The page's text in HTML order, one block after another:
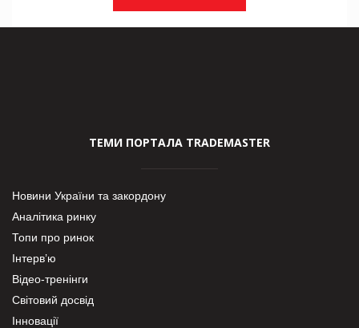
ТЕМИ ПОРТАЛА TRADEMASTER
Новини України та закордону
Аналітика ринку
Топи про ринок
Інтерв’ю
Відео-тренінги
Світовий досвід
Інновації